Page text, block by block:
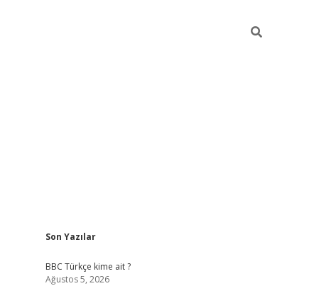
Sidebar
Son Yazılar
BBC Türkçe kime ait ?
Ağustos 5, 2026